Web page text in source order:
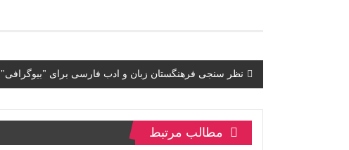
پیمایش
نظر سنجی فرهنگستان زبان و ادب فارسی برای "بیوگرافی"
مطالب مرتبط